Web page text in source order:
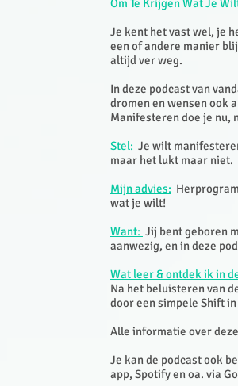
Om Te Krijgen Wat Je
Je kent het vast wel, je
een of andere manier
altijd ver weg.
In deze podcast van
dromen en wensen ook
Manifesteren doe je nu,
Stel: Je wilt
maar het lukt maar niet.
Mijn advies:
wat je wilt!
Want: Jij bent geboren
aanwezig, en in deze
Wat leer & ontdek ik in
Na het beluisteren van
door een simpele Shift
Alle informatie over
Je kan de podcast ook
app, Spotify en oa. via